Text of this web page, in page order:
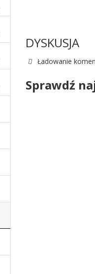
DYSKUSJA
Ładowanie
Sprawdź